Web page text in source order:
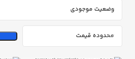
وضعیت موجودی
محدوده قیمت